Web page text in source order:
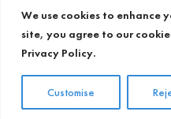
We use cookies to enhance
site, you agree to our
Privacy Policy.
Customise
+49